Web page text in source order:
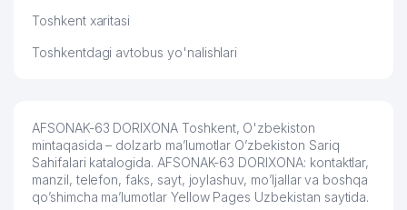
56 MEDICAL UNLIMITED DORIXONA
57 IN TECH STROY MChJ
59
DE LYUKS STAR XUSUSIY
KORXONASI
675 м
60 UD-AUDIFON QK MChJ 676 м
Toshkent xaritasi
Toshkentdagi avtobus yo'nalishlari
AFSONAK-63 DORIXONA Toshkent, O'zbekiston
mintaqasida – dolzarb ma’lumotlar O’zbekiston Sariq
Sahifalari katalogida. AFSONAK-63 DORIXONA: kontaktlar,
manzil, telefon, faks, sayt, joylashuv, mo’ljallar va boshqa
qo’shimcha ma’lumotlar Yellow Pages Uzbekistan saytida.